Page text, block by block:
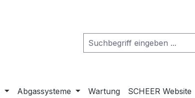
Abgassysteme Wartung SCHEER Website